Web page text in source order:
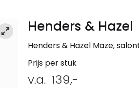
Henders & Hazel
Henders & Hazel Maze,
Prijs per stuk
v.a. 139,-